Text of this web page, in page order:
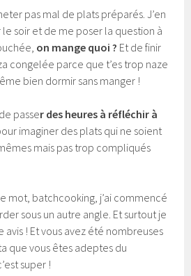
pas mal de plats préparés. J’en
soir et de me poser la question à
on mange quoi ? Et de finir
congelée parce que t’es trop naze
bien dormir sans manger !
passer des heures à réfléchir à
imaginer des plats qui ne soient
mais pas trop compliqués
mot, batchcooking, j’ai commencé
sous un autre angle. Et surtout je
! Et vous avez été nombreuses
que vous êtes adeptes du
super !